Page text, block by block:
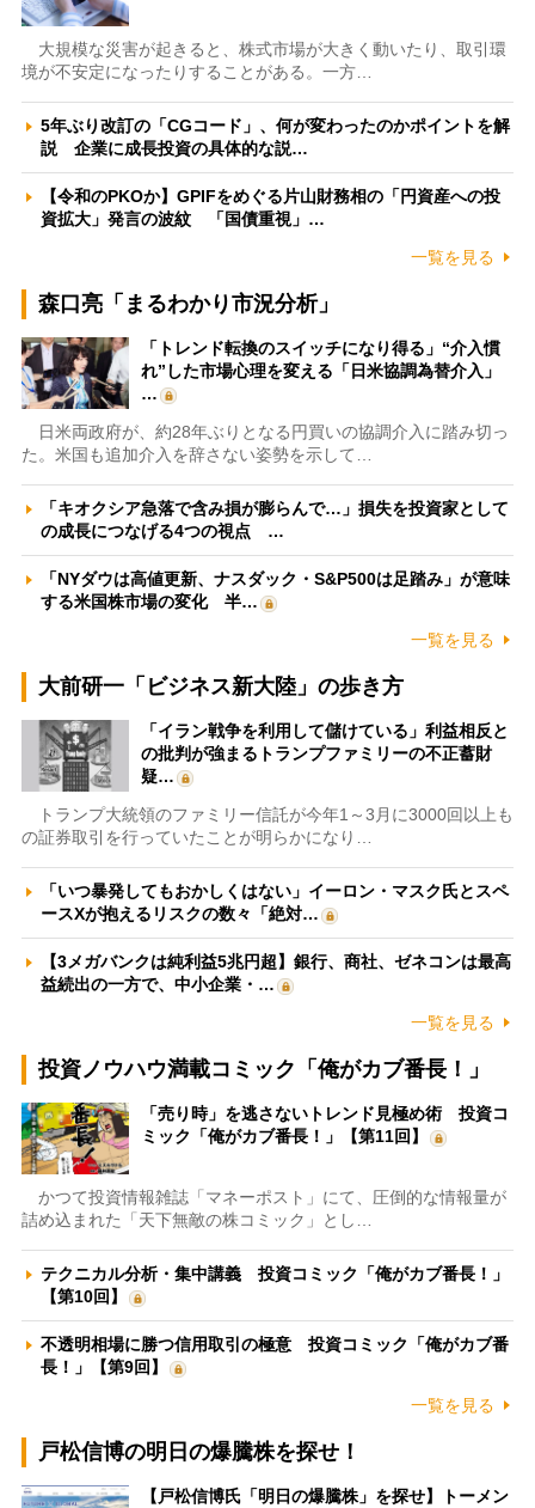
大規模な災害が起きると、株式市場が大きく動いたり、取引環
境が不安定になったりすることがある。一方…
5年ぶり改訂の「CGコード」、何が変わったのかポイントを解
説 企業に成長投資の具体的な説…
【令和のPKOか】GPIFをめぐる片山財務相の「円資産への投
資拡大」発言の波紋 「国債重視」…
一覧を見る
森口亮「まるわかり市況分析」
「トレンド転換のスイッチになり得る」“介入慣
れ”した市場心理を変える「日米協調為替介入」
…
日米両政府が、約28年ぶりとなる円買いの協調介入に踏み切っ
た。米国も追加介入を辞さない姿勢を示して…
「キオクシア急落で含み損が膨らんで…」損失を投資家として
の成長につなげる4つの視点 …
「NYダウは高値更新、ナスダック・S&P500は足踏み」が意味
する米国株市場の変化 半…
一覧を見る
大前研一「ビジネス新大陸」の歩き方
「イラン戦争を利用して儲けている」利益相反と
の批判が強まるトランプファミリーの不正蓄財
疑…
トランプ大統領のファミリー信託が今年1～3月に3000回以上も
の証券取引を行っていたことが明らかになり…
「いつ暴発してもおかしくはない」イーロン・マスク氏とスペ
ースXが抱えるリスクの数々「絶対…
【3メガバンクは純利益5兆円超】銀行、商社、ゼネコンは最高
益続出の一方で、中小企業・…
一覧を見る
投資ノウハウ満載コミック「俺がカブ番長！」
「売り時」を逃さないトレンド見極め術 投資コ
ミック「俺がカブ番長！」【第11回】
かつて投資情報雑誌「マネーポスト」にて、圧倒的な情報量が
詰め込まれた「天下無敵の株コミック」とし…
テクニカル分析・集中講義 投資コミック「俺がカブ番長！」
【第10回】
不透明相場に勝つ信用取引の極意 投資コミック「俺がカブ番
長！」【第9回】
一覧を見る
戸松信博の明日の爆騰株を探せ！
【戸松信博氏「明日の爆騰株」を探せ】トーメン